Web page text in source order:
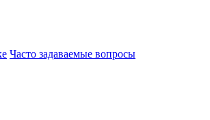
Часто задаваемые вопросы